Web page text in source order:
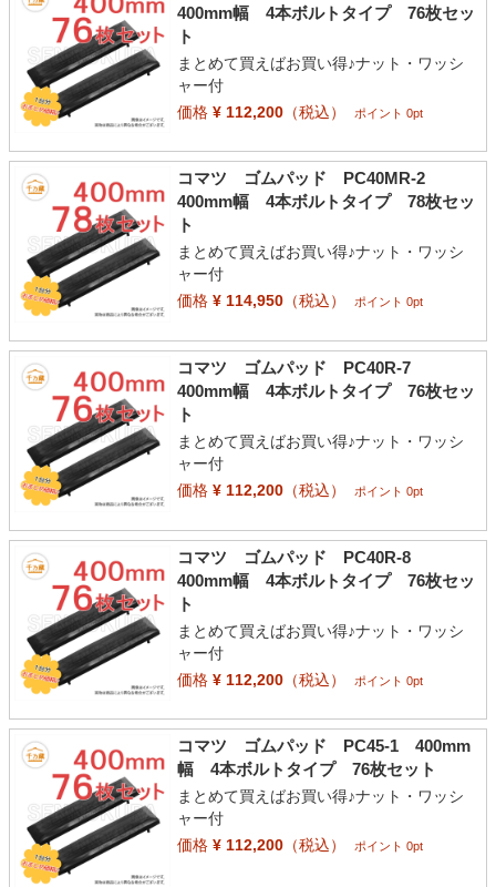
400mm幅 4本ボルトタイプ 76枚セッ
ト
まとめて買えばお買い得♪ナット・ワッシ
ャー付
価格¥ 112,200（税込） ポイント 0pt
コマツ ゴムパッド PC40MR-2
400mm幅 4本ボルトタイプ 78枚セッ
ト
まとめて買えばお買い得♪ナット・ワッシ
ャー付
価格¥ 114,950（税込） ポイント 0pt
コマツ ゴムパッド PC40R-7
400mm幅 4本ボルトタイプ 76枚セッ
ト
まとめて買えばお買い得♪ナット・ワッシ
ャー付
価格¥ 112,200（税込） ポイント 0pt
コマツ ゴムパッド PC40R-8
400mm幅 4本ボルトタイプ 76枚セッ
ト
まとめて買えばお買い得♪ナット・ワッシ
ャー付
価格¥ 112,200（税込） ポイント 0pt
コマツ ゴムパッド PC45-1 400mm
幅 4本ボルトタイプ 76枚セット
まとめて買えばお買い得♪ナット・ワッシ
ャー付
価格¥ 112,200（税込） ポイント 0pt